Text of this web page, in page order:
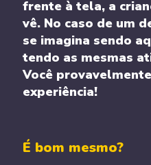
frente à tela, a
vê. No caso de um
se imagina sendo
tendo as mesmas
Você
experiência!
É bom mesmo?